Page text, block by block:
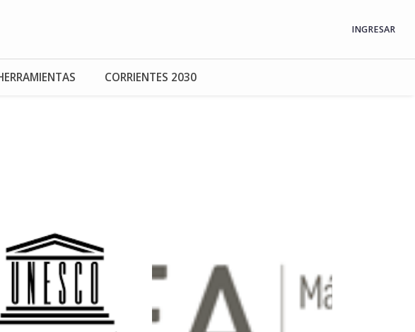
INGRESAR
CORRIENTES 2030